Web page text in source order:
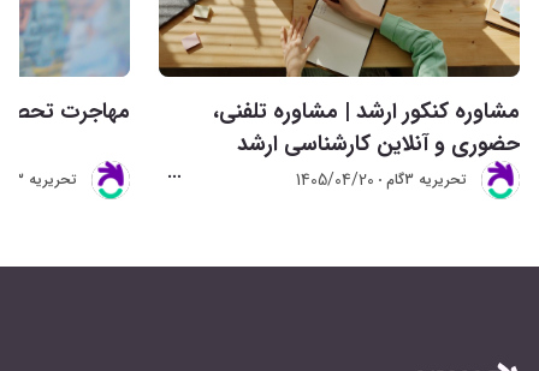
مشاوره کنکور ارشد | مشاوره تلفنی،
حضوری و آنلاین کارشناسی ارشد
تحريريه 3گام 1405/04/20
مهاجرت
تحريريه 3گام